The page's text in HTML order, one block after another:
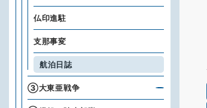
仏印進駐
支那事変
航泊日誌
③大東亜戦争